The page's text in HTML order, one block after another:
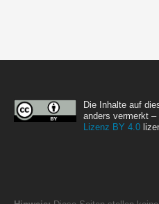
Die Inhalte auf
anders vermerkt –
Lizenz BY 4.0